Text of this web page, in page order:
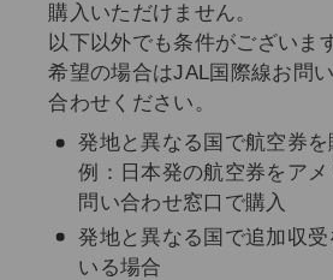
購入いただけません。
以下以外でも条件がございま
希望の場合はJAL国際線お問
合わせください。
発地と異なる国で航空券
例：日本発の航空券をア
問い合わせ窓口で購入
発地と異なる国で追加収
いる場合